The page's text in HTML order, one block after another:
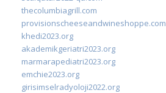
thecolumbiagrill.com
provisionscheeseandwineshoppe.com
khedi2023.org
akademikgeriatri2023.org
marmarapediatri2023.org
emchie2023.org
girisimselradyoloji2022.org